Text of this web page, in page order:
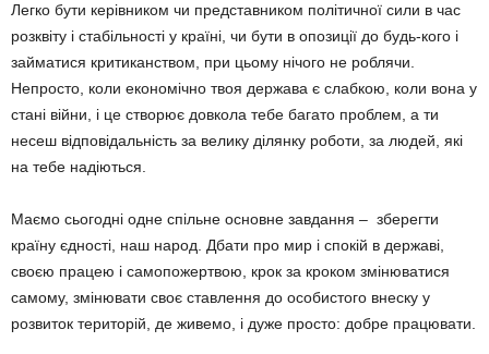
Легко бути керівником чи представником політичної сили в час
розквіту і стабільності у країні, чи бути в опозиції до будь-кого і
займатися критиканством, при цьому нічого не роблячи.
Непросто, коли економічно твоя держава є слабкою, коли вона у
стані війни, і це створює довкола тебе багато проблем, а ти
несеш відповідальність за велику ділянку роботи, за людей, які
на тебе надіються.
Маємо сьогодні одне спільне основне завдання – зберегти
країну єдності, наш народ. Дбати про мир і спокій в державі,
своєю працею і самопожертвою, крок за кроком змінюватися
самому, змінювати своє ставлення до особистого внеску у
розвиток територій, де живемо, і дуже просто: добре працювати.